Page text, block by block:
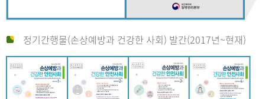
정기간행물(손상예방과 건강한 사회) 발간(2017년~현재)